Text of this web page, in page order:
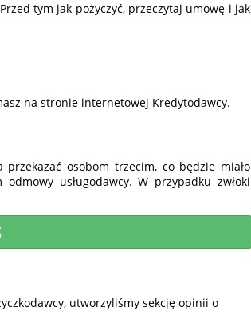
tym jak pożyczyć, przeczytaj umowę i jak
na stronie internetowej Kredytodawcy.
osobom trzecim, co będzie miało
usługodawcy. W przypadku zwłoki
utworzyliśmy sekcję opinii o